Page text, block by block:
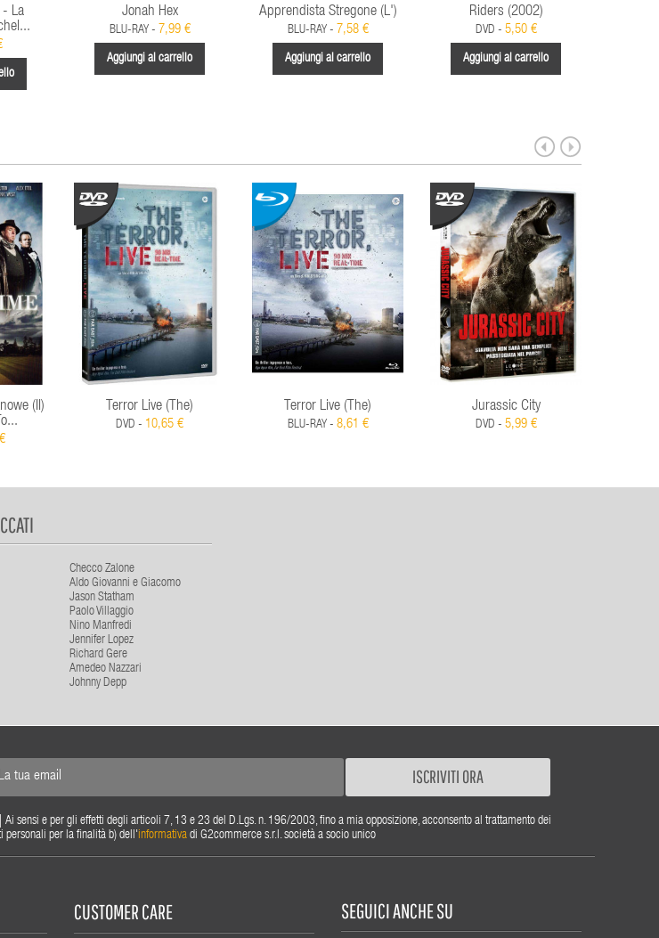
La
Jonah Hex
BLU-RAY - 7,99 €
Aggiungi al carrello
Apprendista Stregone (L')
BLU-RAY - 7,58 €
Aggiungi al carrello
Riders (2002)
DVD - 5,50 €
Aggiungi al carrello
(Il)
Terror Live (The)
DVD - 10,65 €
Terror Live (The)
BLU-RAY - 8,61 €
Jurassic City
DVD - 5,99 €
Checco Zalone
Aldo Giovanni e Giacomo
Jason Statham
Paolo Villaggio
Nino Manfredi
Jennifer Lopez
Richard Gere
Amedeo Nazzari
Johnny Depp
ISCRIVITI ORA
Ai sensi e per gli effetti degli articoli 7, 13 e 23 del D.Lgs. n. 196/2003, fino a mia opposizione, acconsento al trattamento dei
personali per la finalità b) dell'informativadi G2commerce s.r.l. società a socio unico
CUSTOMER CARE SEGUICI ANCHE SU